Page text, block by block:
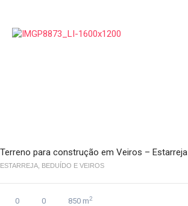
Terreno para construção em Veiros – Estarreja
ESTARREJA, BEDUÍDO E VEIROS
0 0 850 m2